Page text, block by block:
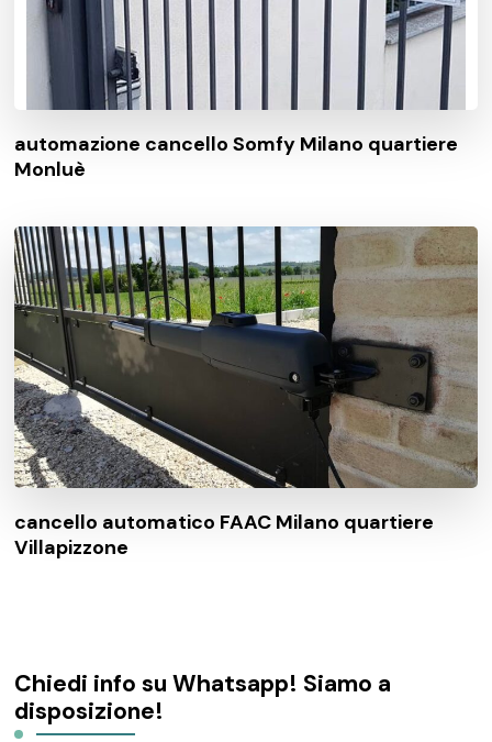
automazione cancello Somfy Milano quartiere
Monluè
cancello automatico FAAC Milano quartiere
Villapizzone
Chiedi info su Whatsapp! Siamo a
disposizione!